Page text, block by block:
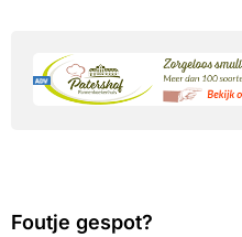
Foutje gespot?